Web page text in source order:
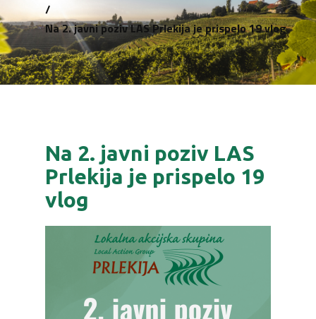
/
Na 2. javni poziv LAS Prlekija je prispelo 19 vlog
Na 2. javni poziv LAS
Prlekija je prispelo 19
vlog